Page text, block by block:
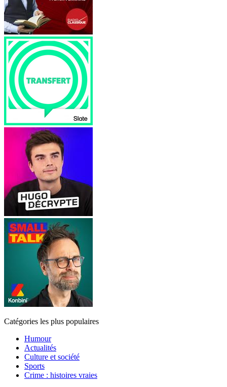
Catégories les plus populaires
Humour
Actualités
Culture et société
Sports
Crime : histoires vraies